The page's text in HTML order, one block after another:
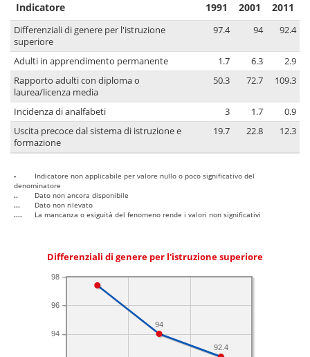
Indicatore 1991 2001 2011
Differenziali di genere per l'istruzione
superiore
97.4 94 92.4
Adulti in apprendimento permanente 1.7 6.3
2.9
Rapporto adulti con diploma o
laurea/licenza media
50.3 72.7 109.3
Incidenza di analfabeti 3 1.7
0.9
Uscita precoce dal sistema di istruzione e
formazione
19.7 22.8 12.3
-
Indicatore non applicabile per valore nullo o poco significativo del
denominatore
..
Dato non ancora disponibile
...
Dato non rilevato
....
La mancanza o esiguità del fenomeno rende i valori non significativi
Differenziali di genere per l'istruzione superiore
94
96
98
92.4
94